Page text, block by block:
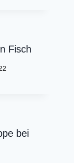
Fisch
bei